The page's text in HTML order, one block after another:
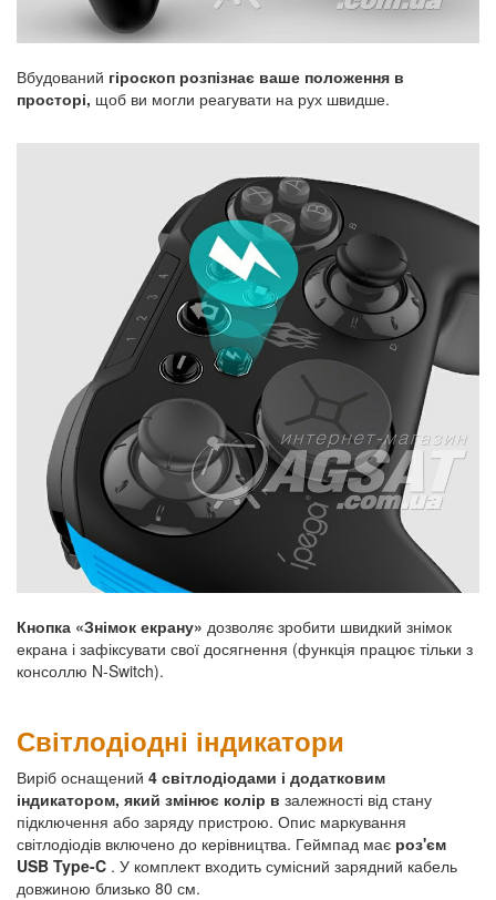
Вбудований гіроскоп розпізнає ваше положення в
просторі, щоб ви могли реагувати на рух швидше.
Кнопка «Знімок екрану» дозволяє зробити швидкий знімок
екрана і зафіксувати свої досягнення (функція працює тільки з
консоллю N-Switch).
Світлодіодні індикатори
Виріб оснащений 4 світлодіодами і додатковим
індикатором, який змінює колір в залежності від стану
підключення або заряду пристрою. Опис маркування
світлодіодів включено до керівництва. Геймпад має роз'єм
USB Type-C . У комплект входить сумісний зарядний кабель
довжиною близько 80 см.